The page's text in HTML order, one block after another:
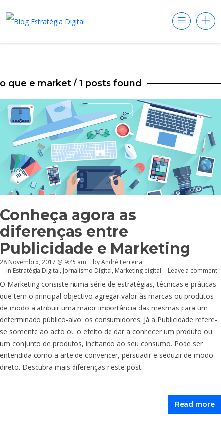
o que e market / 1 posts found
Conheça agora as
diferenças entre
Publicidade e Marketing
28 Novembro, 2017 @ 9:45 am
by André Ferreira
in Estratégia Digital, Jornalismo Digital, Marketing digital Leave a comment
O Marketing consiste numa série de estratégias, técnicas e práticas
que tem o principal objectivo agregar valor às marcas ou produtos
de modo a atribuir uma maior importância das mesmas para um
determinado público-alvo: os consumidores. Já a Publicidade refere-
se somente ao acto ou o efeito de dar a conhecer um produto ou
um conjunto de produtos, incitando ao seu consumo. Pode ser
entendida como a arte de convencer, persuadir e seduzir de modo
direto. Descubra mais diferenças neste post.
Read more